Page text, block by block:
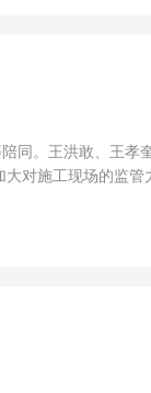
同。王洪敢、王
对施工现场的监管